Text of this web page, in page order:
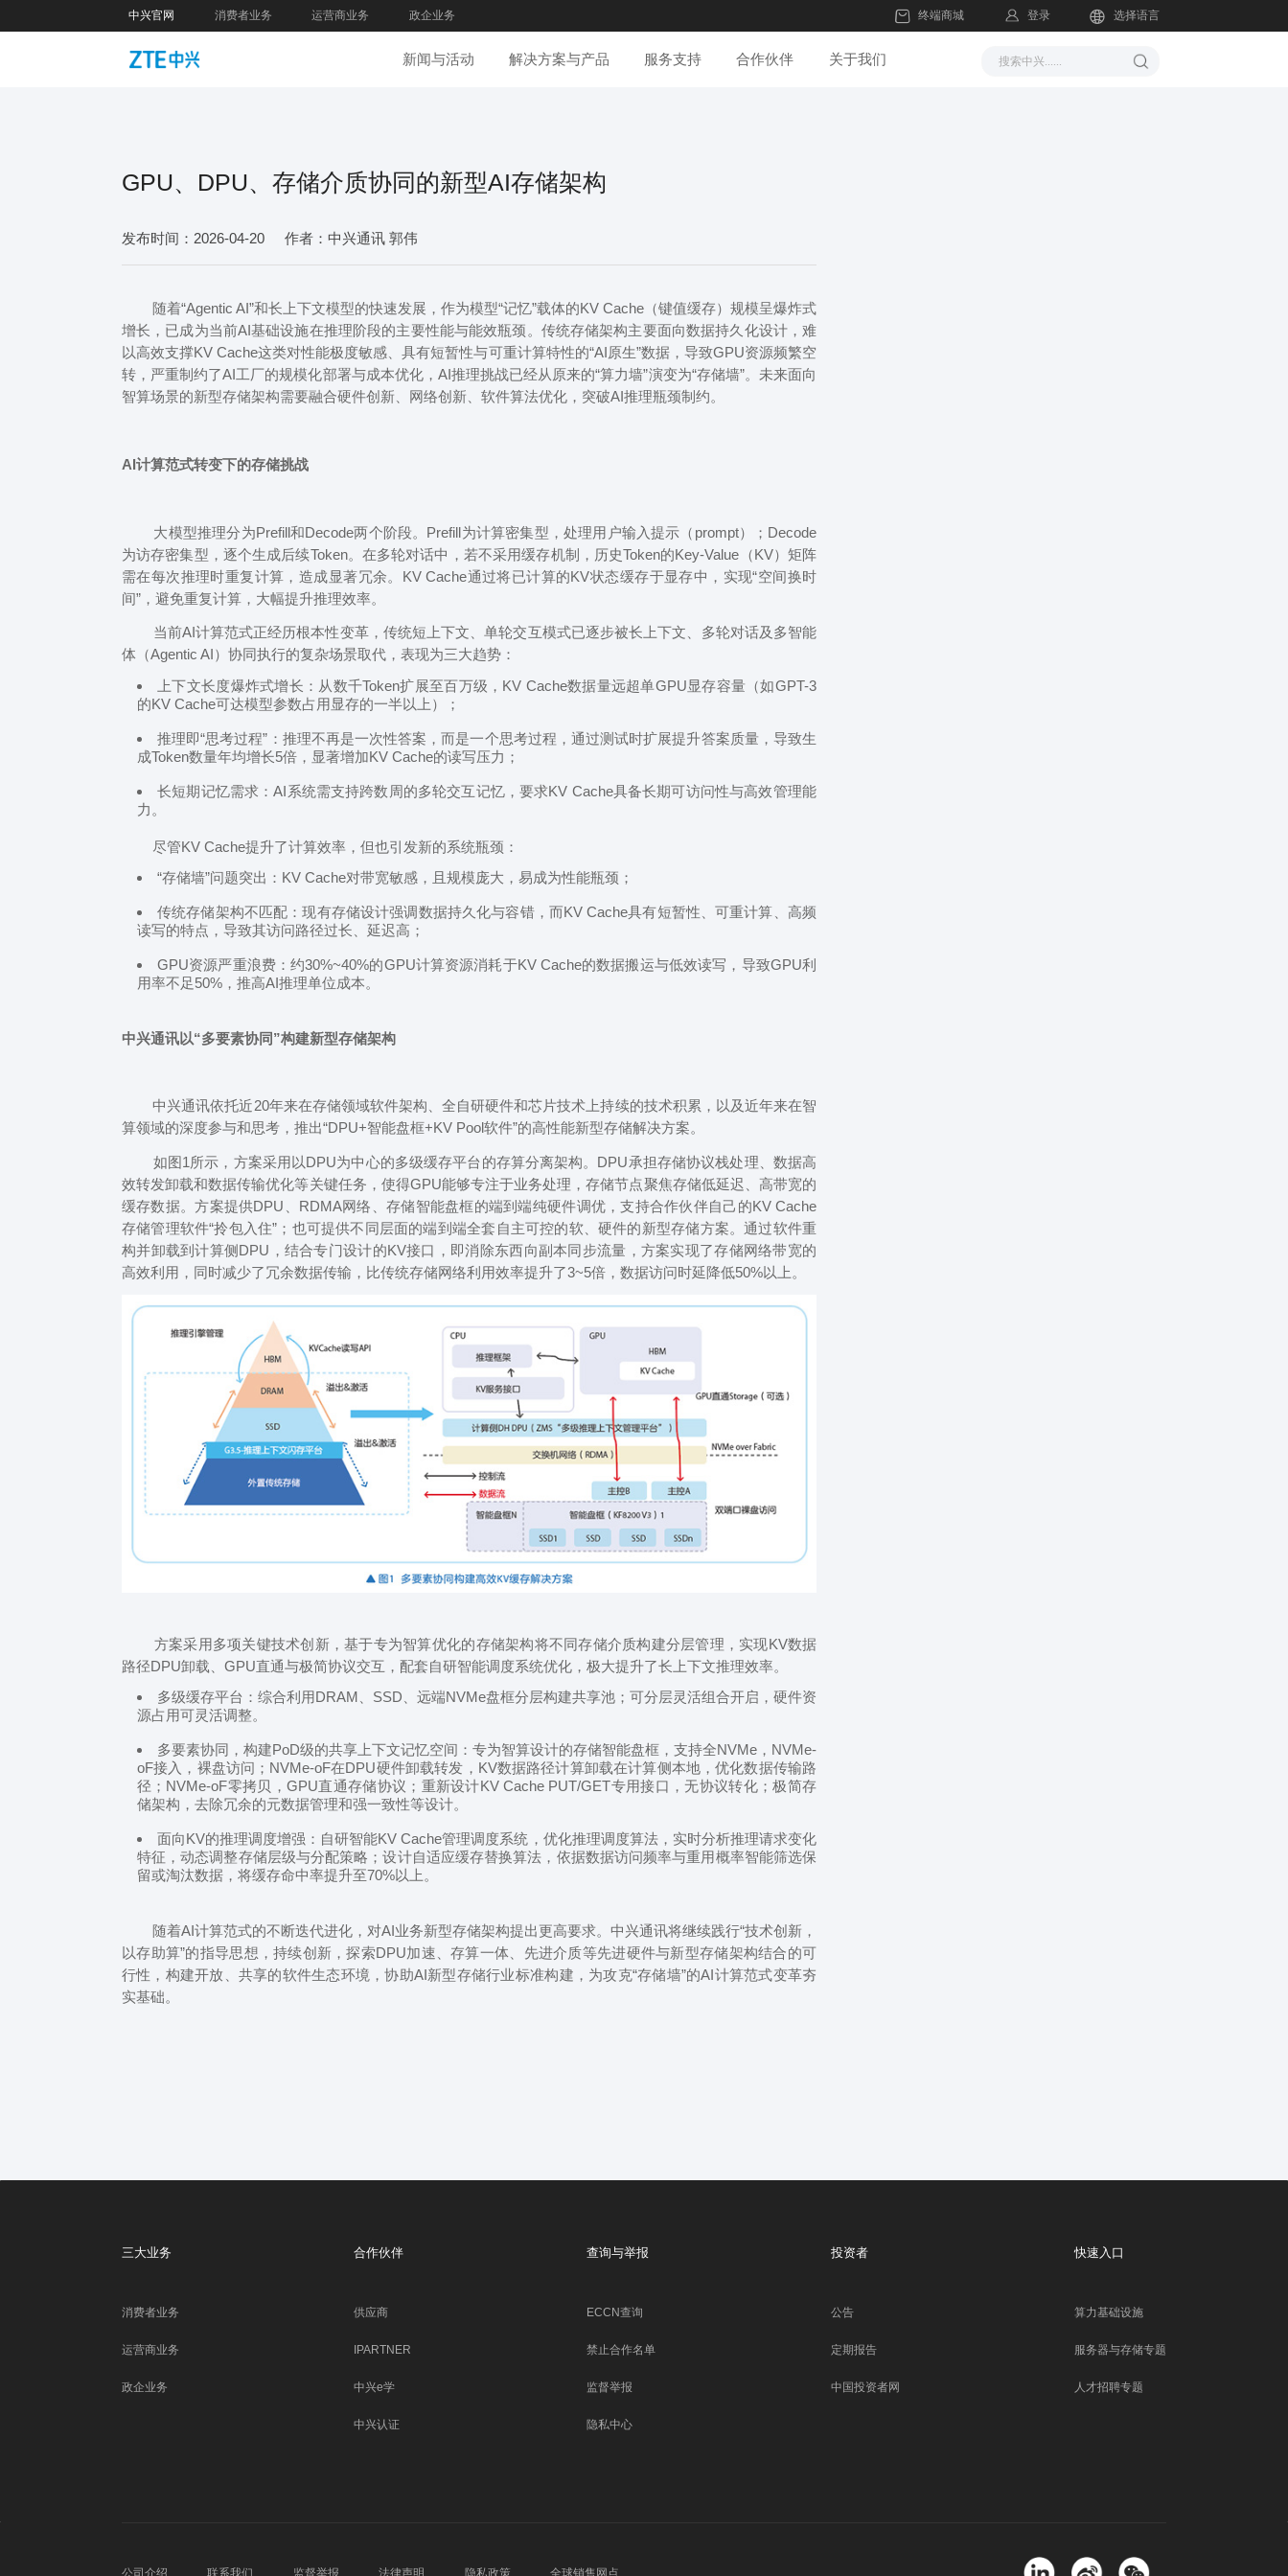
中兴官网 消费者业务 运营商业务 政企业务 终端商城 登录 选择语言
新闻与活动 解决方案与产品 服务支持 合作伙伴 关于我们
GPU、DPU、存储介质协同的新型AI存储架构
发布时间：2026-04-20 作者：中兴通讯 郭伟
随着“Agentic AI”和长上下文模型的快速发展，作为模型“记忆”载体的KV Cache（键值缓存）规模呈爆炸式
增长，已成为当前AI基础设施在推理阶段的主要性能与能效瓶颈。传统存储架构主要面向数据持久化设计，难
以高效支撑KV Cache这类对性能极度敏感、具有短暂性与可重计算特性的“AI原生”数据，导致GPU资源频繁空
转，严重制约了AI工厂的规模化部署与成本优化，AI推理挑战已经从原来的“算力墙”演变为“存储墙”。未来面向
智算场景的新型存储架构需要融合硬件创新、网络创新、软件算法优化，突破AI推理瓶颈制约。
AI计算范式转变下的存储挑战
大模型推理分为Prefill和Decode两个阶段。Prefill为计算密集型，处理用户输入提示（prompt）；Decode
为访存密集型，逐个生成后续Token。在多轮对话中，若不采用缓存机制，历史Token的Key-Value（KV）矩阵
需在每次推理时重复计算，造成显著冗余。KV Cache通过将已计算的KV状态缓存于显存中，实现“空间换时
间”，避免重复计算，大幅提升推理效率。
当前AI计算范式正经历根本性变革，传统短上下文、单轮交互模式已逐步被长上下文、多轮对话及多智能
体（Agentic AI）协同执行的复杂场景取代，表现为三大趋势：
上下文长度爆炸式增长：从数千Token扩展至百万级，KV Cache数据量远超单GPU显存容量（如GPT-3
的KV Cache可达模型参数占用显存的一半以上）；
推理即“思考过程”：推理不再是一次性答案，而是一个思考过程，通过测试时扩展提升答案质量，导致生
成Token数量年均增长5倍，显著增加KV Cache的读写压力；
长短期记忆需求：AI系统需支持跨数周的多轮交互记忆，要求KV Cache具备长期可访问性与高效管理能
力。
尽管KV Cache提升了计算效率，但也引发新的系统瓶颈：
“存储墙”问题突出：KV Cache对带宽敏感，且规模庞大，易成为性能瓶颈；
传统存储架构不匹配：现有存储设计强调数据持久化与容错，而KV Cache具有短暂性、可重计算、高频
读写的特点，导致其访问路径过长、延迟高；
GPU资源严重浪费：约30%~40%的GPU计算资源消耗于KV Cache的数据搬运与低效读写，导致GPU利
用率不足50%，推高AI推理单位成本。
中兴通讯以“多要素协同”构建新型存储架构
中兴通讯依托近20年来在存储领域软件架构、全自研硬件和芯片技术上持续的技术积累，以及近年来在智
算领域的深度参与和思考，推出“DPU+智能盘框+KV Pool软件”的高性能新型存储解决方案。
如图1所示，方案采用以DPU为中心的多级缓存平台的存算分离架构。DPU承担存储协议栈处理、数据高
效转发卸载和数据传输优化等关键任务，使得GPU能够专注于业务处理，存储节点聚焦存储低延迟、高带宽的
缓存数据。方案提供DPU、RDMA网络、存储智能盘框的端到端纯硬件调优，支持合作伙伴自己的KV Cache
存储管理软件“拎包入住”；也可提供不同层面的端到端全套自主可控的软、硬件的新型存储方案。通过软件重
构并卸载到计算侧DPU，结合专门设计的KV接口，即消除东西向副本同步流量，方案实现了存储网络带宽的
高效利用，同时减少了冗余数据传输，比传统存储网络利用效率提升了3~5倍，数据访问时延降低50%以上。
方案采用多项关键技术创新，基于专为智算优化的存储架构将不同存储介质构建分层管理，实现KV数据
路径DPU卸载、GPU直通与极简协议交互，配套自研智能调度系统优化，极大提升了长上下文推理效率。
多级缓存平台：综合利用DRAM、SSD、远端NVMe盘框分层构建共享池；可分层灵活组合开启，硬件资
源占用可灵活调整。
多要素协同，构建PoD级的共享上下文记忆空间：专为智算设计的存储智能盘框，支持全NVMe，NVMe-
oF接入，裸盘访问；NVMe-oF在DPU硬件卸载转发，KV数据路径计算卸载在计算侧本地，优化数据传输路
径；NVMe-oF零拷贝，GPU直通存储协议；重新设计KV Cache PUT/GET专用接口，无协议转化；极简存
储架构，去除冗余的元数据管理和强一致性等设计。
面向KV的推理调度增强：自研智能KV Cache管理调度系统，优化推理调度算法，实时分析推理请求变化
特征，动态调整存储层级与分配策略；设计自适应缓存替换算法，依据数据访问频率与重用概率智能筛选保
留或淘汰数据，将缓存命中率提升至70%以上。
随着AI计算范式的不断迭代进化，对AI业务新型存储架构提出更高要求。中兴通讯将继续践行“技术创新，
以存助算”的指导思想，持续创新，探索DPU加速、存算一体、先进介质等先进硬件与新型存储架构结合的可
行性，构建开放、共享的软件生态环境，协助AI新型存储行业标准构建，为攻克“存储墙”的AI计算范式变革夯
实基础。
三大业务
消费者业务
运营商业务
政企业务
合作伙伴
供应商
IPARTNER
中兴e学
中兴认证
查询与举报
ECCN查询
禁止合作名单
监督举报
隐私中心
投资者
公告
定期报告
中国投资者网
快速入口
算力基础设施
服务器与存储专题
人才招聘专题
公司介绍 联系我们 监督举报 法律声明 隐私政策 全球销售网点